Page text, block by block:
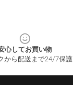
心してお買い物
から配送まで24/7保護